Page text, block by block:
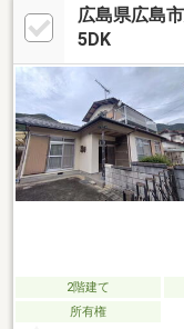
ひご参照ください。
広島県広島
5DK
2階建て
所有権